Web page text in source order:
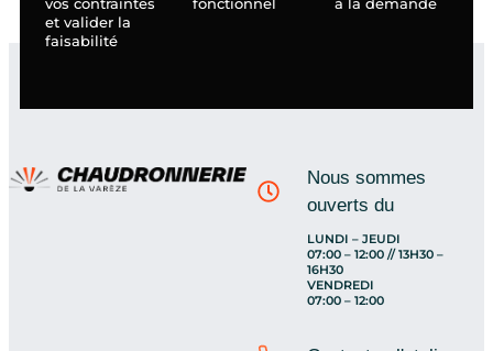
et valider la
faisabilité
Nous sommes
ouverts du
LUNDI – JEUDI
07:00 – 12:00 // 13H30 –
16H30
VENDREDI
07:00 – 12:00